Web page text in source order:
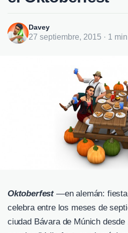
Davey
27 septiembre, 2015 · 1 min
Oktoberfest—en alemán:
celebra entre los meses de
ciudad Bávara de Múnich